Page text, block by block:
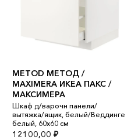
METOD МЕТОД /
MAXIMERA ИКЕА ПАКС /
МАКСИМЕРА
Шкаф д/варочн панели/
вытяжка/ящик, белый/Веддинге
белый, 60x60 см
12100,00 ₽